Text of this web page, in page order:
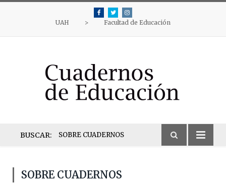
FacebookTwitterInstagram
UAH > Facultad de Educación
BUSCAR: SOBRE CUADERNOS
SOBRE CUADERNOS